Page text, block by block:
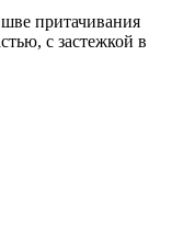
притачивания
с застежкой в